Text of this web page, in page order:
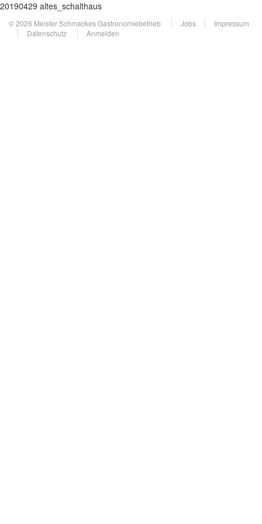
20190429 altes_schalthaus
© 2026 Meister Schmackes Gastronomiebetrieb Jobs
Impressum
Datenschutz
Anmelden